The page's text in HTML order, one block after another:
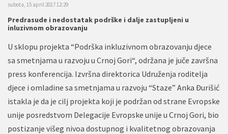
subota, 15 april 2017 12:29
Predrasude i nedostatak podrške i dalje zastupljeni u
inluzivnom obrazovanju
U sklopu projekta “Podrška inkluzivnom obrazovanju djece
sa smetnjama u razvoju u Crnoj Gori“, održana je juče završna
press konferencija. Izvršna direktorica Udruženja roditelja
djece i omladine sa smetnjama u razvoju “Staze” Anka Đurišić
istakla je da je cilj projekta koji je podržan od strane Evropske
unije posredstvom Delegacije Evropske unije u Crnoj Gori, bio
postizanje višeg nivoa dostupnog i kvalitetnog obrazovanja